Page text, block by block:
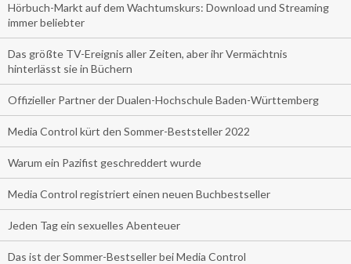
Hörbuch-Markt auf dem Wachtumskurs: Download und Streaming
immer beliebter
Das größte TV-Ereignis aller Zeiten, aber ihr Vermächtnis
hinterlässt sie in Büchern
Offizieller Partner der Dualen-Hochschule Baden-Württemberg
Media Control kürt den Sommer-Beststeller 2022
Warum ein Pazifist geschreddert wurde
Media Control registriert einen neuen Buchbestseller
Jeden Tag ein sexuelles Abenteuer
Das ist der Sommer-Bestseller bei Media Control